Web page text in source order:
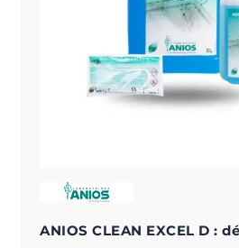
ANIOS CLEAN EXCEL D :